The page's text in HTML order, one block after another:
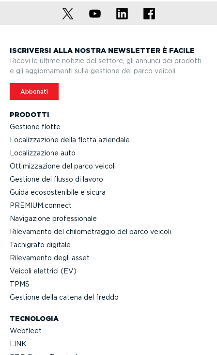
PRODOTTI
Gestione flotte
Localiz­za­zione della flotta aziendale
Localiz­za­zione auto
Ottimiz­za­zione del parco veicoli
Gestione del flusso di lavoro
Guida ecoso­ste­nibile e sicura
PREMIUM.connect
Navigazione profes­sionale
Rilevamento del chilo­me­traggio del parco veicoli
Tachigrafo digitale
Rilevamento degli asset
Veicoli elettrici (EV)
TPMS
Gestione della catena del freddo
TECNOLOGIA
Webfleet
LINK
ISCRIVERSI ALLA NOSTRA NEWSLETTER È FACILE
Ricevi le ultime notizie del settore, gli annunci dei prodotti
e gli aggior­na­menti sulla gestione del parco veicoli.
Abbonati